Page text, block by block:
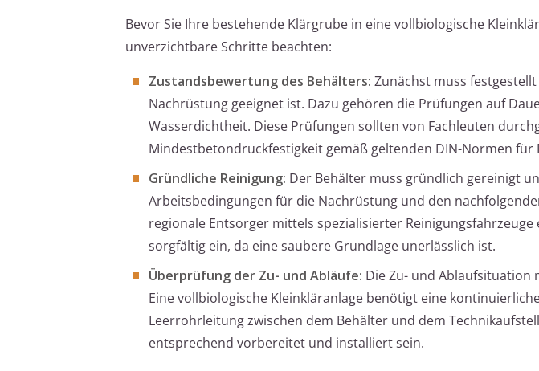
Bevor Sie Ihre bestehende Klärgrube in eine vollbiologische
unverzichtbare Schritte beachten:
Zustandsbewertung des Behälters: Zunächst muss
Nachrüstung geeignet ist. Dazu gehören die Prüfungen auf
Wasserdichtheit. Diese Prüfungen sollten von Fachleuten
Mindestbetondruckfestigkeit gemäß geltenden DIN-Normen
Gründliche Reinigung: Der Behälter muss gründlich gereinigt
Arbeitsbedingungen für die Nachrüstung und den
regionale Entsorger mittels spezialisierter Reinigungsfahrzeuge
sorgfältig ein, da eine saubere Grundlage unerlässlich ist.
Überprüfung der Zu- und Abläufe: Die Zu- und
Eine vollbiologische Kleinkläranlage benötigt eine
Leerrohrleitung zwischen dem Behälter und dem
entsprechend vorbereitet und installiert sein.